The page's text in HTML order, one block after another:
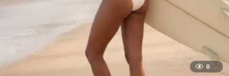
8